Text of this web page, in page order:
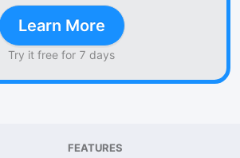
Learn More
Try it free for 7 days
FEATURES